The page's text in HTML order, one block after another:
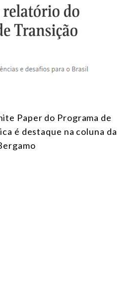
Paper do Programa de
é destaque na coluna da